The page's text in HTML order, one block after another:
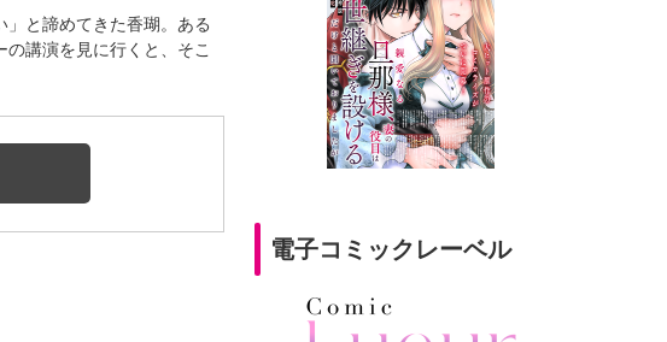
と諦めてきた香瑚。ある
講演を見に行くと、そこ
電子コミックレーベル